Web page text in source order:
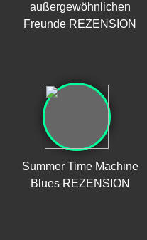
außergewöhnlichen
Freunde REZENSION
Summer Time Machine
Blues REZENSION